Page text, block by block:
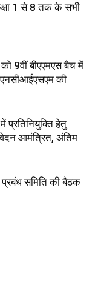
1 से 8 तक के सभी
9वीं बीएएमएस बैच में
की
हेतु
आमंत्रित, अंतिम
प्रबंध समिति की बैठक